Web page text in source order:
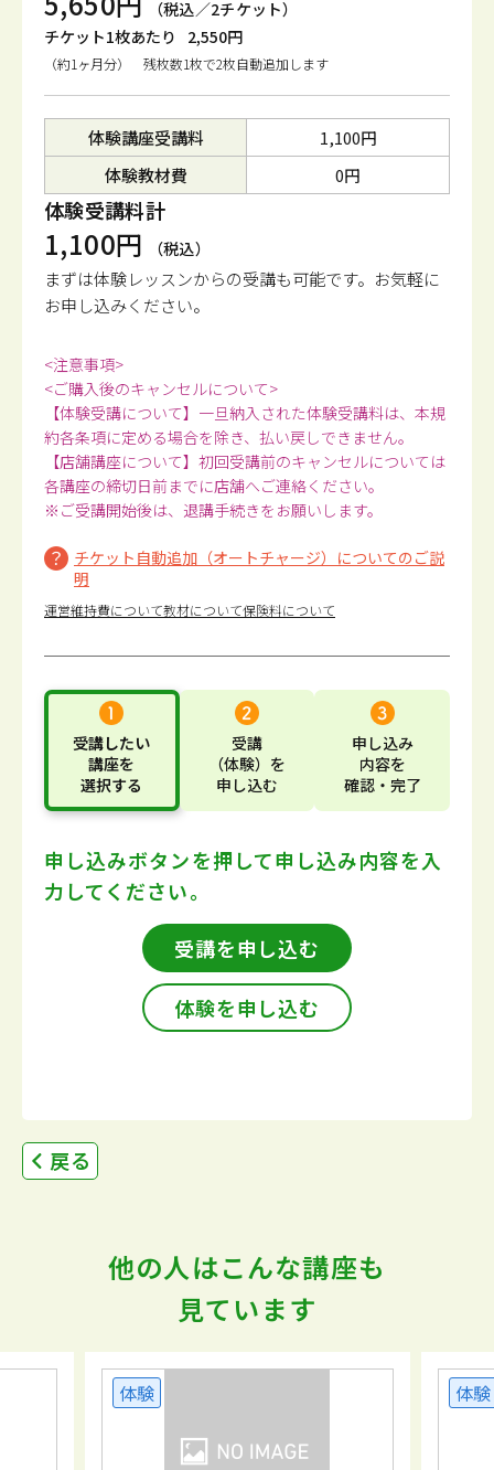
（税込／2チケット）
チケット1枚あたり
2,550円
（約1ヶ月分） 残枚数1枚で2枚自動追加します
体験講座受講料
1,100円
体験教材費
0円
体験受講料計
1,100円 （税込）
まずは体験レッスンからの受講も可能です。 お気軽に
お申し込みください。
<注意事項>
<ご購入後のキャンセルについて>
【体験受講について】一旦納入された体験受講料は、本規
約各条項に定める場合を除き、払い戻しできません。
【店舗講座について】初回受講前のキャンセルについては
各講座の締切日前までに店舗へご連絡ください。
※ご受講開始後は、退講手続きをお願いします。
チケット自動追加（オートチャージ）についてのご説
明
運営維持費について教材について保険料について
受講したい
講座を
選択する
受講
（体験） を
申し込む
申し込み
内容を
確認・完了
申し込みボタンを押して申し込み内容を入
力してください。
受講を申し込む
体験を申し込む
戻る
他の人はこんな講座も
見ています
体験 体験